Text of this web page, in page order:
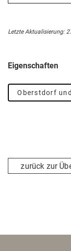
Letzte Aktualisierung:
Eigenschaften
Oberstdorf
zurück zur